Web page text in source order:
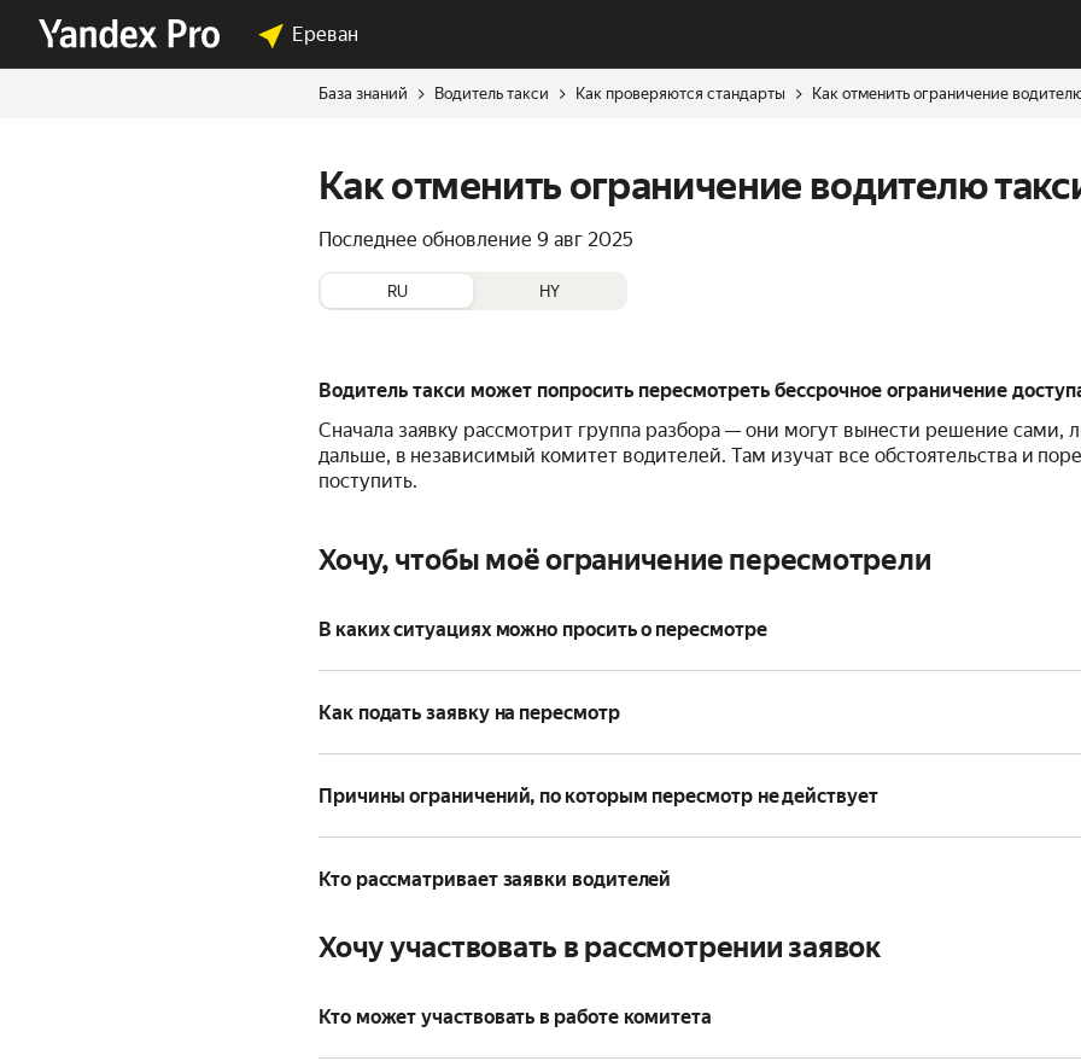
Ереван
База знаний Водитель такси Как проверяются стандарты Как отменить ограничение
Как отменить ограничение водителю
Последнее обновление 9 авг 2025
RU HY
Водитель такси может попросить пересмотреть бессрочное ограничение
Сначала заявку рассмотрит группа разбора — они могут вынести решение сами,
дальше, в независимый комитет водителей. Там изучат все обстоятельства и
поступить.
Хочу, чтобы моё ограничение пересмотрели
В каких ситуациях можно просить о пересмотре
Как подать заявку на пересмотр
Причины ограничений, по которым пересмотр не действует
Кто рассматривает заявки водителей
Хочу участвовать в рассмотрении заявок
Кто может участвовать в работе комитета